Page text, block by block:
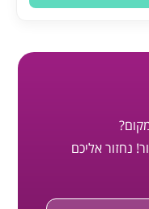
נחזור אליכם